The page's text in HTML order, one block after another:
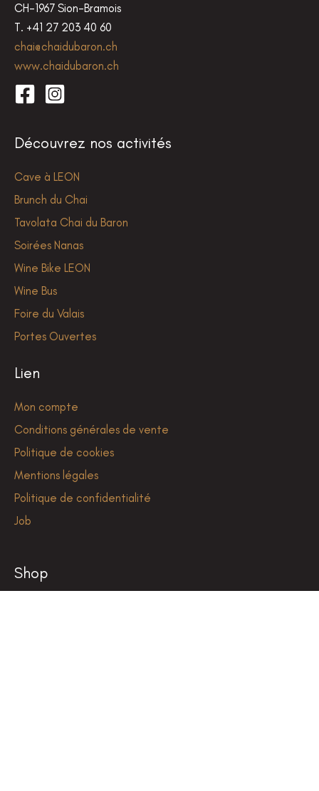
CH-1967 Sion-Bramois
T. +41 27 203 40 60
chai@chaidubaron.ch
www.chaidubaron.ch
Découvrez nos activités
Cave à LEON
Brunch du Chai
Tavolata Chai du Baron
Soirées Nanas
Wine Bike LEON
Wine Bus
Foire du Valais
Portes Ouvertes
Lien
Mon compte
Conditions générales de vente
Politique de cookies
Mentions légales
Politique de confidentialité
Job
Shop